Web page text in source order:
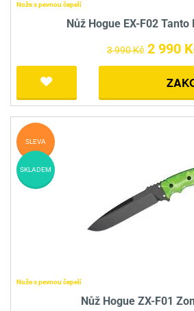
Nože s pevnou čepelí
Nůž Hogue EX-F02 Tanto
3 990 Kč 2 990
Nože s pevnou čepelí
Nůž Hogue ZX-F01
SLEVA
SKLADEM